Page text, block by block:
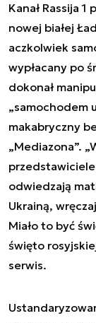
Kanał Rassija
nowej białej
aczkolwiek
wypłacany po
dokonał
„samochodem
makabryczny
„Mediazona”.
odwiedzają
Ukrainą,
Miało to być
święto
serwis.